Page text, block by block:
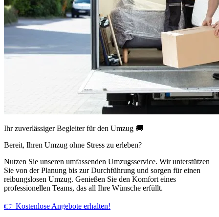
Ihr zuverlässiger Begleiter für den Umzug 🚚
Bereit, Ihren Umzug ohne Stress zu erleben?
Nutzen Sie unseren umfassenden Umzugsservice. Wir unterstützen
Sie von der Planung bis zur Durchführung und sorgen für einen
reibungslosen Umzug. Genießen Sie den Komfort eines
professionellen Teams, das all Ihre Wünsche erfüllt.
👉 Kostenlose Angebote erhalten!